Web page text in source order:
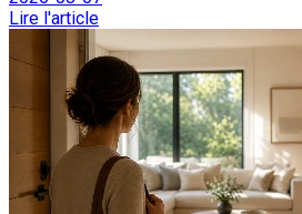
Lire l'article